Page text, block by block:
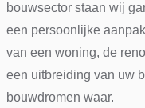
bouwsector staan wij
een persoonlijke
van een woning, de
een uitbreiding van uw
bouwdromen waar.